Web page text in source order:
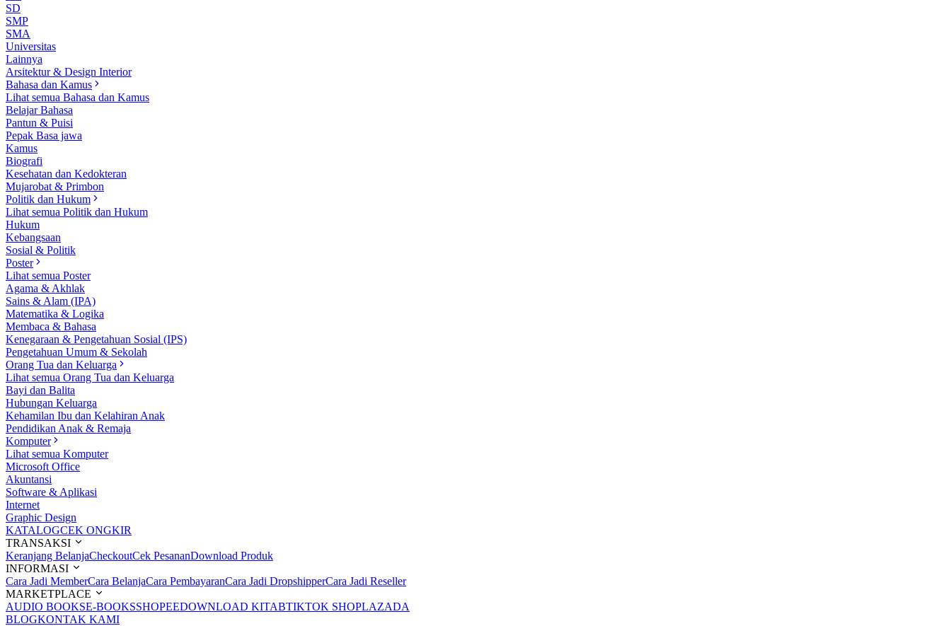
SD
SMP
SMA
Universitas
Lainnya
Arsitektur & Design Interior
Bahasa dan Kamus
Lihat semua Bahasa dan Kamus
Belajar Bahasa
Pantun & Puisi
Pepak Basa jawa
Kamus
Biografi
Kesehatan dan Kedokteran
Mujarobat & Primbon
Politik dan Hukum
Lihat semua Politik dan Hukum
Hukum
Kebangsaan
Sosial & Politik
Poster
Lihat semua Poster
Agama & Akhlak
Sains & Alam (IPA)
Matematika & Logika
Membaca & Bahasa
Kenegaraan & Pengetahuan Sosial (IPS)
Pengetahuan Umum & Sekolah
Orang Tua dan Keluarga
Lihat semua Orang Tua dan Keluarga
Bayi dan Balita
Hubungan Keluarga
Kehamilan Ibu dan Kelahiran Anak
Pendidikan Anak & Remaja
Komputer
Lihat semua Komputer
Microsoft Office
Akuntansi
Software & Aplikasi
Internet
Graphic Design
KATALOGCEK ONGKIR
TRANSAKSI
Keranjang BelanjaCheckoutCek PesananDownload Produk
INFORMASI
Cara Jadi MemberCara BelanjaCara PembayaranCara Jadi DropshipperCara Jadi Reseller
MARKETPLACE
AUDIO BOOKSE-BOOKSSHOPEEDOWNLOAD KITABTIKTOK SHOPLAZADA
BLOGKONTAK KAMI